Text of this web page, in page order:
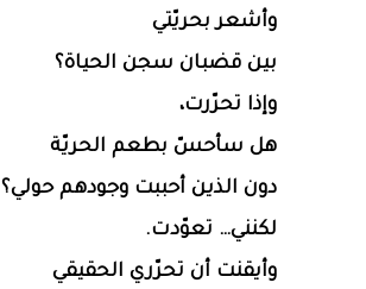
وأشعر بحريّتي
بين قضبان سجن الحياة؟
وإذا تحرّرت،
هل سأحسّ بطعم الحريّة
دون الذين أحببت وجودهم حولي؟
لكنني… تعوّدت.
وأيقنت أن تحرّري الحقيقي